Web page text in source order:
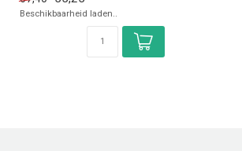
Beschikbaarheid laden..